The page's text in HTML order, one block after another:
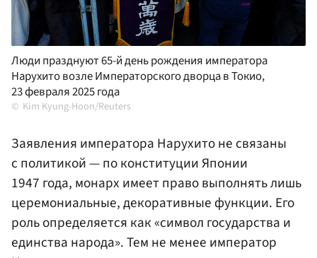
Люди празднуют 65-й день рождения императора
Нарухито возле Императорского дворца в Токио,
23 февраля 2025 года
Kim Kyung-Hoon/Reuters
Заявления императора Нарухито не связаны
с политикой — по конституции Японии
1947 года, монарх имеет право выполнять лишь
церемониальные, декоративные функции. Его
роль определяется как «символ государства и
единства народа». Тем не менее император